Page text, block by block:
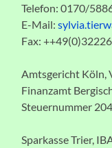
Telefon: 0170/
E-Mail:
Fax:
Amtsgericht Köln,
Finanzamt
Steuernummer
Sparkasse Trier,